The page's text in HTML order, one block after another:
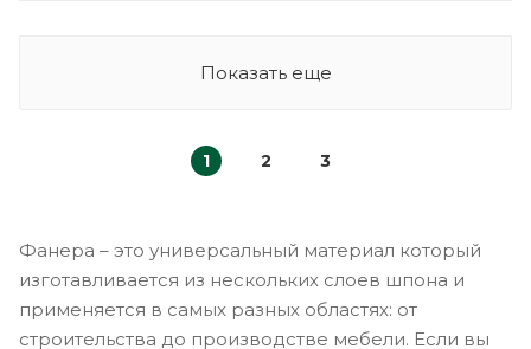
Показать еще
1 2 3
Фанера – это универсальный материал который
изготавливается из нескольких слоев шпона и
применяется в самых разных областях: от
строительства до производстве мебели. Если вы